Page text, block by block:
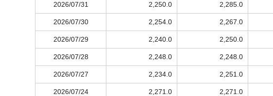
2026/07/31 2,250.0 2,285.0
2026/07/30 2,254.0 2,267.0
2026/07/29 2,240.0 2,250.0
2026/07/28 2,248.0 2,248.0
2026/07/27 2,234.0 2,251.0
2026/07/24 2,271.0 2,271.0